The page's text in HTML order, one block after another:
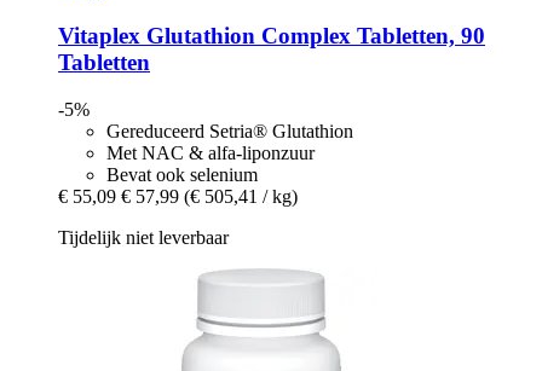
Vitaplex Glutathion Complex Tabletten, 90
Tabletten
-5%
Gereduceerd Setria® Glutathion
Met NAC & alfa-liponzuur
Bevat ook selenium
€ 55,09 € 57,99 (€ 505,41 / kg)
Tijdelijk niet leverbaar